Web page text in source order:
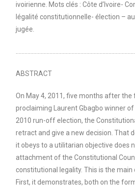
ivoirienne. Mots clés : Côte d’Ivoire-
légalité constitutionnelle- élection –
jugée.
ABSTRACT
On May 4, 2011, five months after the
proclaiming Laurent Gbagbo winner
2010 run-off election, the
retract and give a new decision. That
it obeys to a utilitarian objective does
attachment of the Constitutional
constitutional legality. This is the main
First, it demonstrates, both on the